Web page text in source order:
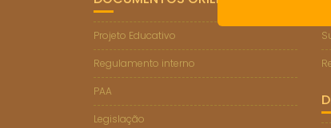
Projeto Educativo
Regulamento interno
PAA
Legislação